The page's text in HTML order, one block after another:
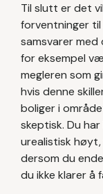
Til slutt er det
forventninger til
samsvarer med
for eksempel
megleren som
hvis denne
boliger i
skeptisk. Du
urealistisk høyt,
dersom du
du ikke klarer å